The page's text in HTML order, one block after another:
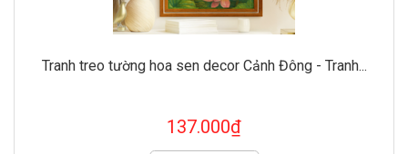
Tranh treo tường hoa sen decor Cảnh Đông - Tranh...
137.000₫